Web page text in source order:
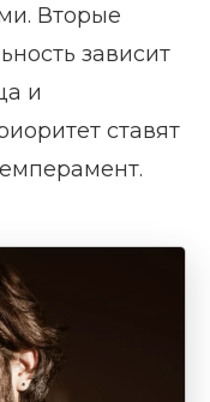
Вторые
зависит
и
ставят